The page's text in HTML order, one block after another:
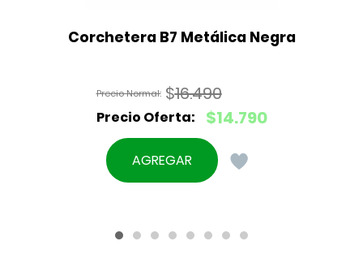
Corchetera B7 Metálica Negra
$16.490
El
precio
original
$14.790
El
precio
actual
AGREGAR